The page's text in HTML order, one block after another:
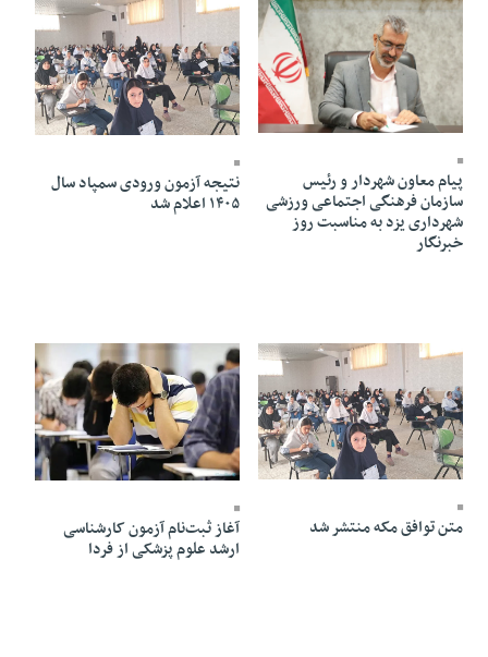
17 Mordad 1405 - 10:10
پیام معاون شهردار و رئیس
سازمان فرهنگی اجتماعی ورزشی
شهرداری یزد به مناسبت روز
خبرنگار
16 Mordad 1405 - 20:30
نتیجه آزمون ورودی سمپاد سال
۱۴۰۵ اعلام شد
16 Mordad 1405 - 20:29
متن توافق مکه منتشر شد
16 Mordad 1405 - 20:26
آغاز ثبت‌نام‌ آزمون کارشناسی
ارشد علوم پزشکی از فردا